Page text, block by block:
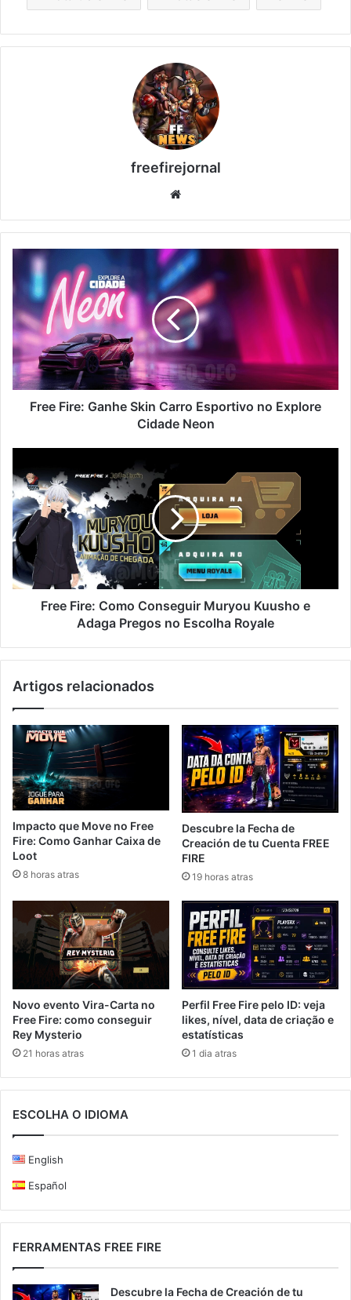
freefirejornal
Free
Fire:
Ganhe
Skin
Carro
Esportivo
no
Explore
Cidade
NeonFree Fire: Ganhe Skin Carro Esportivo no Explore
Cidade Neon
Fire:
Como
Conseguir
Muryou
Kuusho
e
Adaga
Pregos
Free Fire: Como Conseguir Muryou Kuusho e
Adaga Pregos no Escolha Royale
Artigos relacionados
Impacto que Move no Free
Fire: Como Ganhar Caixa de
Loot
8 horas atras
Descubre la Fecha de
Creación de tu Cuenta FREE
FIRE
19 horas atras
Novo evento Vira-Carta no
Free Fire: como conseguir
Rey Mysterio
21 horas atras
Perfil Free Fire pelo ID: veja
likes, nível, data de criação e
estatísticas
1 dia atras
ESCOLHA O IDIOMA
English
Español
FERRAMENTAS FREE FIRE
Descubre la Fecha de Creación de tu